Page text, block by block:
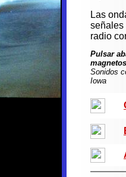
Las
señales
radio
Pulsar
Sonidos
Iowa